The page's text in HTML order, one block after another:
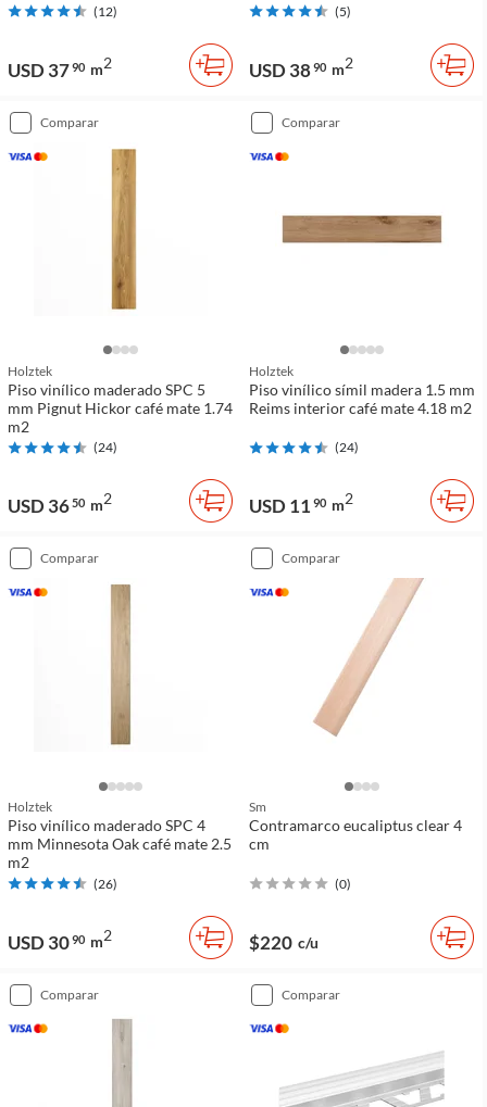
(12)
USD 3790 m2
(5)
USD 3890 m2
comparar
Holztek
Piso vinílico maderado SPC 5
mm Pignut Hickor café mate 1.74
m2
(24)
USD 3650 m2
comparar
Holztek
Piso vinílico símil madera 1.5 mm
Reims interior café mate 4.18 m2
(24)
USD 11 90 m2
comparar
Holztek
Piso vinílico maderado SPC 4
mm Minnesota Oak café mate 2.5
m2
(26)
USD 3090 m2
comparar
Sm
Contramarco eucaliptus clear 4
cm
(0)
$220 c/u
comparar comparar